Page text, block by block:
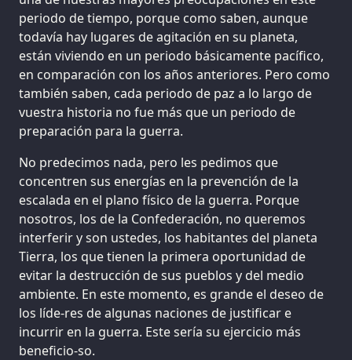
periodo de tiempo, porque como saben, aunque
todavía hay lugares de agitación en su planeta,
están viviendo en un periodo básicamente pacífico,
en comparación con los años anteriores. Pero como
también saben, cada periodo de paz a lo largo de
vuestra historia no fue más que un periodo de
preparación para la guerra.
No predecimos nada, pero les pedimos que
concentren sus energías en la prevención de la
escalada en el plano físico de la guerra. Porque
nosotros, los de la Confederación, no queremos
interferir y son ustedes, los habitantes del planeta
Tierra, los que tienen la primera oportunidad de
evitar la destrucción de sus pueblos y del medio
ambiente. En este momento, es grande el deseo de
los líde-res de algunas naciones de justificar e
incurrir en la guerra. Este sería su ejercicio más
beneficio-so.